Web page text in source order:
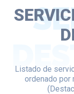
Listado de
ordenado por